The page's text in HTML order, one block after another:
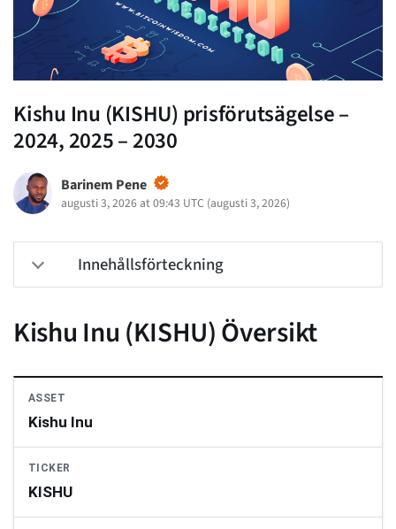
Kishu Inu (KISHU) prisförutsägelse –
2024, 2025 – 2030
Barinem Pene
augusti 3, 2026 at 09:43 UTC (augusti 3, 2026)
Innehållsförteckning
Kishu Inu (KISHU) Översikt
ASSET
Kishu Inu
TICKER
KISHU